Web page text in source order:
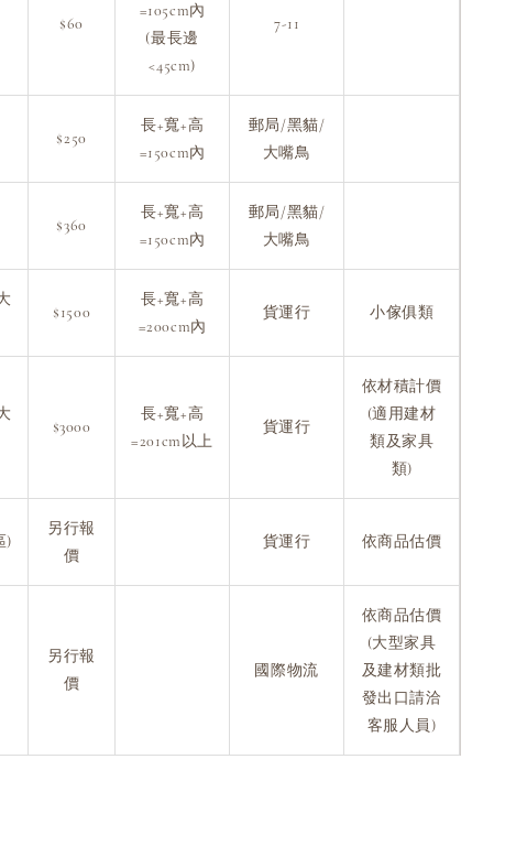
$60
=105cm內
(最長邊
<45cm)
7-11
$250
長+寬+高
=150cm內
郵局/黑貓/
大嘴鳥
$360
長+寬+高
=150cm內
郵局/黑貓/
大嘴鳥
$1500
長+寬+高
=200cm內
貨運行 小傢俱類
$3000
長+寬+高
=201cm以上
貨運行
依材積計價
(適用建材
類及家具
類)
)
另行報
價
貨運行 依商品估價
另行報
價
國際物流
依商品估價
(大型家具
及建材類批
發出口請洽
客服人員)